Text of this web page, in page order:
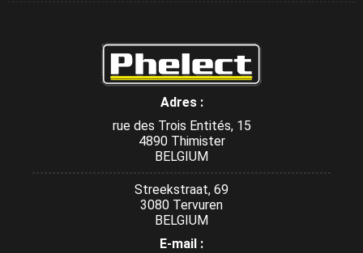
Adres :
rue des Trois Entités, 15
4890 Thimister
BELGIUM
Streekstraat, 69
3080 Tervuren
BELGIUM
E-mail :